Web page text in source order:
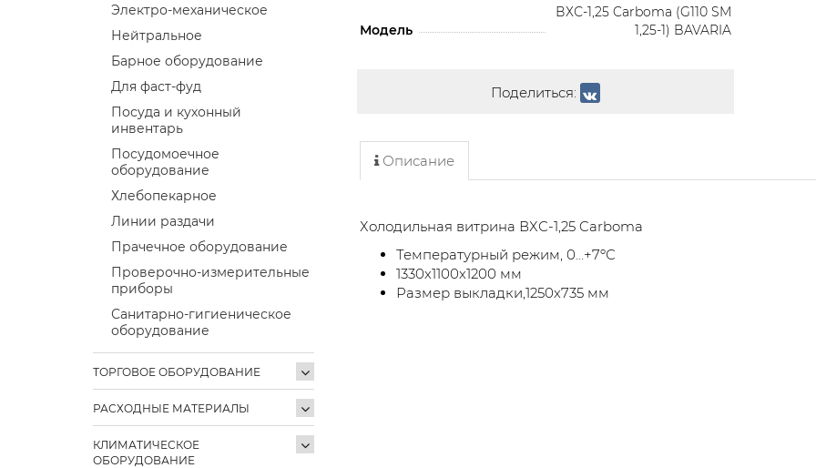
Электро-механическое
Нейтральное
Барное оборудование
Для фаст-фуд
Посуда и кухонный
инвентарь
Посудомоечное
оборудование
Хлебопекарное
Линии раздачи
Прачечное оборудование
Проверочно-измерительные
приборы
Санитарно-гигиеническое
оборудование
ТОРГОВОЕ ОБОРУДОВАНИЕ
РАСХОДНЫЕ МАТЕРИАЛЫ
КЛИМАТИЧЕСКОЕ
ОБОРУДОВАНИЕ
Модель
ВХС-1,25 Carboma (G110 SM
1,25-1) BAVARIA
Поделиться:
Описание
Холодильная витрина ВХС-1,25 Carboma
Температурный режим, 0…+7ºС
1330х1100х1200 мм
Размер выкладки,1250х735 мм